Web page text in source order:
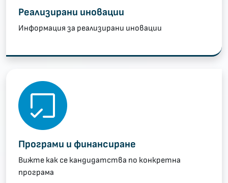
Реализирани иновации
Информация за реализирани иновации
Програми и финансиране
Вижте как се кандидатства по конкретна
програма